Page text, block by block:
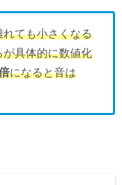
ても小さくなる
具体的に数値化
になると音は